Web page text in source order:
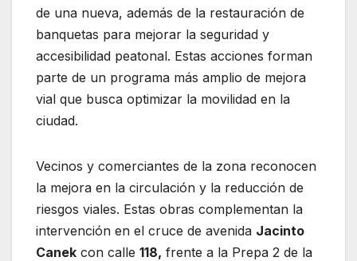
de una nueva, además de la restauración de
banquetas para mejorar la seguridad y
accesibilidad peatonal. Estas acciones forman
parte de un programa más amplio de mejora
vial que busca optimizar la movilidad en la
ciudad.
Vecinos y comerciantes de la zona reconocen
la mejora en la circulación y la reducción de
riesgos viales. Estas obras complementan la
intervención en el cruce de avenida Jacinto
Canek con calle 118, frente a la Prepa 2 de la